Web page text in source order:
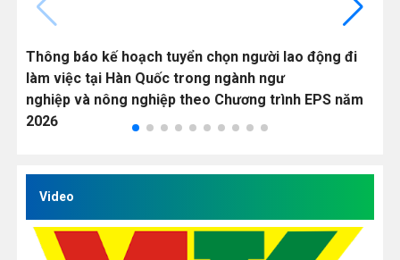
Thông báo kế hoạch tuyển chọn người lao động đi
làm việc tại Hàn Quốc trong ngành ngư
nghiệp và nông nghiệp theo Chương trình EPS năm
2026
Video